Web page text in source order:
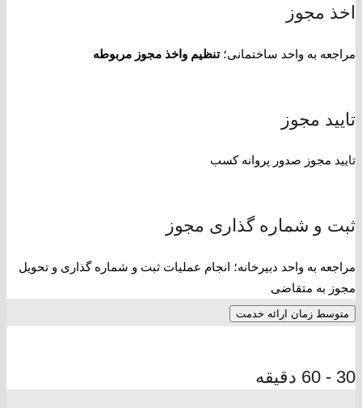
اخذ مجوز
مراجعه به واحد ساختمانی؛ تنظیم واخذ مجوز مربوطه
تایید مجوز
تایید مجوز صدور پروانه کسب
ثبت و شماره گذاری مجوز
مراجعه به واحد دبیرخانه؛ انجام عملیات ثبت و شماره گذاری و تحویل
مجوز به متقاضی
متوسط زمان ارائه خدمت
30 - 60 دقیقه